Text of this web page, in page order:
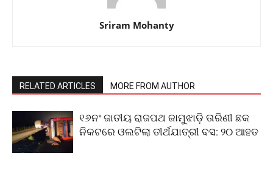
Sriram Mohanty
RELATED ARTICLES MORE FROM AUTHOR
୧୬ନଂ ଜାତୀୟ ରାଜପଥ ଜାମୁଝାଡ଼ି ତାରିଣୀ ଛକ
ନିକଟରେ ଓଲଟିଲା ତୀର୍ଥଯାତ୍ରୀ ବସ: ୨୦ ଆହତ